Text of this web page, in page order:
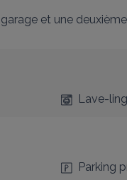
et une
Lave-
Parking